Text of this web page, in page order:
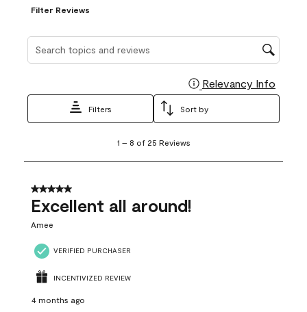
Filter Reviews
Relevancy Info
Filters Sort by
8
25
Reviews
1 – 8 of 25 Reviews
5 out of 5 stars.
Excellent all around!
Amee
VERIFIED PURCHASER
INCENTIVIZED REVIEW
4 months ago